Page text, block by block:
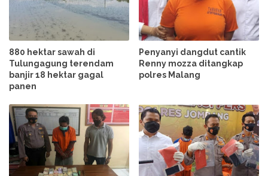
880 hektar sawah di
Tulungagung terendam
banjir 18 hektar gagal
panen
Penyanyi dangdut cantik
Renny mozza ditangkap
polres Malang